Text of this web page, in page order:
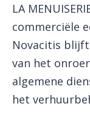
LA
commerciële
Novacitis
van het
algemene
het